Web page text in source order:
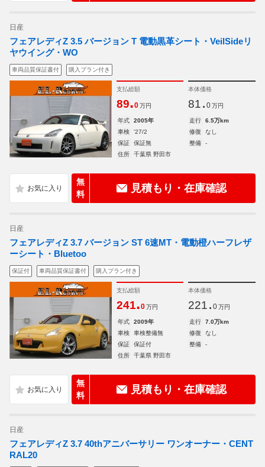
日産
フェアレディZ 3.5 バージョン T 電動黒革シート・VeilSideリ
ヤウイング・WO
車両品質保証書付 購入プラン付き
支払総額
89.0 万円
本体価格
81. 0 万円
年式 2005年 走行
6.5万km
車検
'27/2 修復
なし
保証
保証無 整備
-
住所
千葉県 野田市
無
料
見積もり・在庫確認
日産
フェアレディZ 3.7 バージョン ST 6速MT・電動橙ハーフレザ
ーシート・Bluetoo
保証付 車両品質保証書付 購入プラン付き
支払総額
241.0 万円
本体価格
221. 0 万円
年式 2009年 走行
7.0万km
車検
車検整備無 修復
なし
保証
保証付 整備
-
住所
千葉県 野田市
無
料
見積もり・在庫確認
日産
フェアレディZ 3.7 40thアニバーサリー ワンオーナー・CENT
RAL20